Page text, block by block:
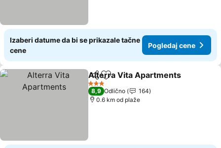
Izaberi datume da bi se prikazale tačne
cene
Pogledaj cene
Deli Dodati u favorite
Alterra Vita Apartments
3 Zvezdice
8,9 Odlično
164
0.6 km od plaže